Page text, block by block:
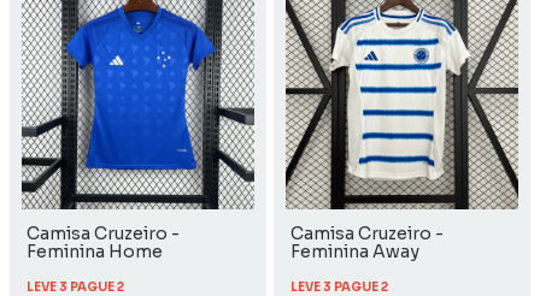
Camisa Cruzeiro -
Feminina Home
LEVE 3 PAGUE 2
Camisa Cruzeiro -
Feminina Away
LEVE 3 PAGUE 2